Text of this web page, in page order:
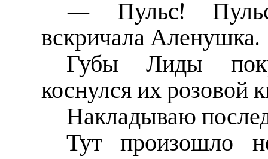
— Пульс!
вскричала Аленушка.
Губы Лиды
коснулся их розовой
Накладываю
Тут произошло